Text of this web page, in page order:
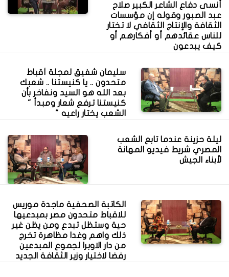
أنسى دفاع الشاعر الكبير صلاح
عبد الصبور وقوله إن مؤسسات
الثقافة والإنتاج الثقافي لا تختار
للناس عقائدهم أو أفكارهم أو
كيف يبدعون
سليمان شفيق لمجلة أقباط
متحدون .. يا كنيستنا .. شعبك
بعد الله هو السيد ونفاخر بأن
كنيستنا ترفع شعار ومبدأ "
الشعب يختار راعيه "
ليلة حزينة عندما تابع الشعب
المصري شريط فيديو المهانة
لأبناء الجيش
الكاتبة الصحفية ماجدة موريس
للاقباط متحدون مصر بمبدعيها
حية وستظل تبدع ومن يظن غير
ذلك واهم وغدا مظاهرة تخرج
من دار الاوبرا لجموع المبدعين
رفضا لاختيار وزير الثقافة الجديد